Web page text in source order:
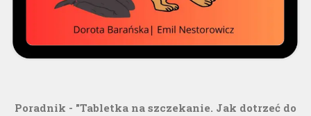
Poradnik - "Tabletka na szczekanie. Jak dotrzeć do